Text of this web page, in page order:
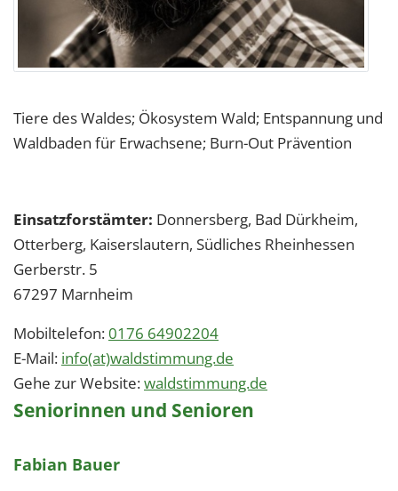
Tiere des Waldes; Ökosystem Wald; Entspannung und
Waldbaden für Erwachsene; Burn-Out Prävention
Einsatzforstämter: Donnersberg, Bad Dürkheim,
Otterberg, Kaiserslautern, Südliches Rheinhessen
Gerberstr. 5
67297 Marnheim
Mobiltelefon:0176 64902204
E-Mail: info(at)waldstimmung.de
Gehe zur Website:waldstimmung.de
Seniorinnen und Senioren
Fabian Bauer